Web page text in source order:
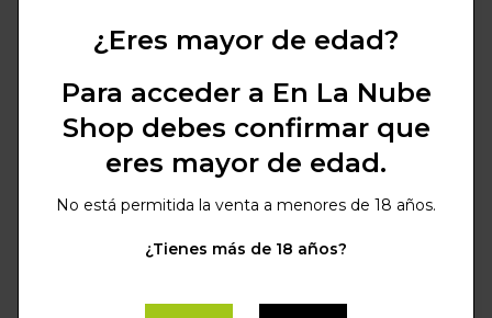
¿Eres mayor de edad?
Para acceder a En La Nube
Shop debes confirmar que
eres mayor de edad.
No está permitida la venta a menores de 18 años.
¿Tienes más de 18 años?